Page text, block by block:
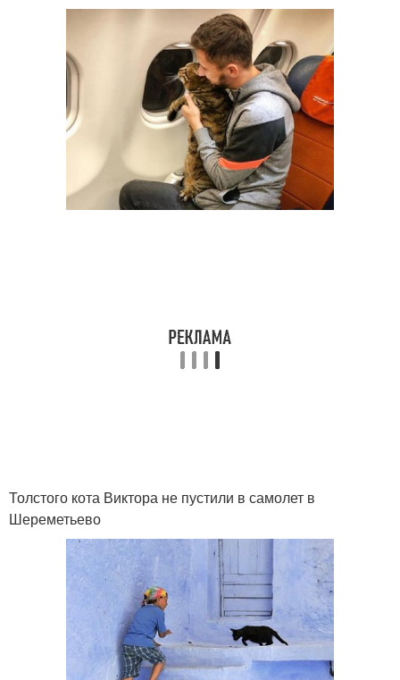
Толстого кота Виктора не пустили в самолет в
Шереметьево